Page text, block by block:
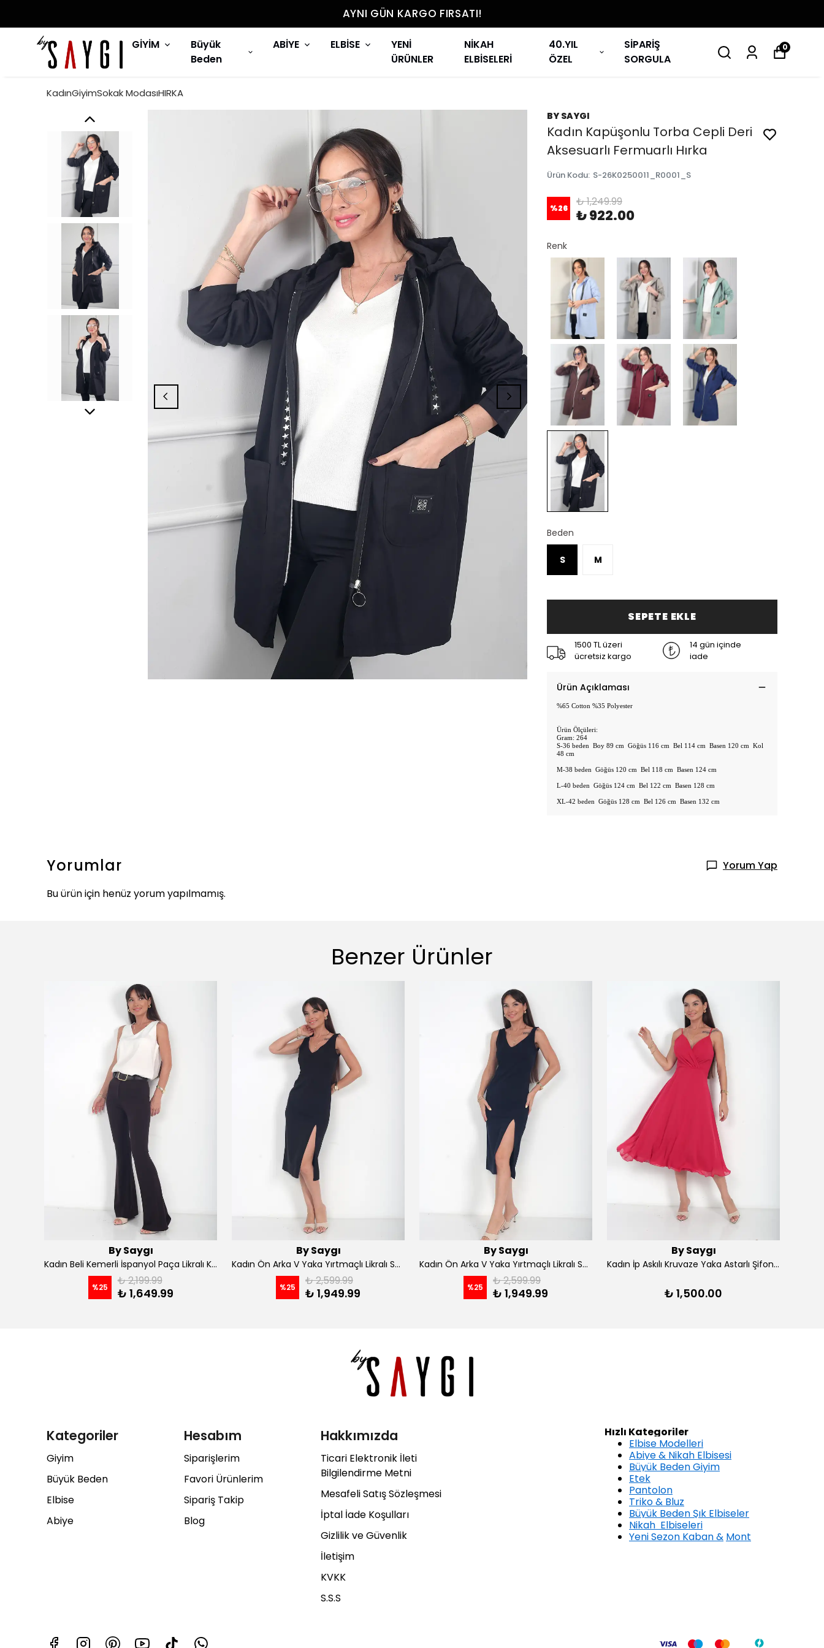
AYNI GÜN KARGO FIRSATI!
GİYİM
Büyük
Beden
ABİYE ELBİSE
YENİ
ÜRÜNLER
NİKAH
ELBİSELERİ
40.YIL
ÖZEL
SİPARİŞ
SORGULA
0
KadınGiyimSokak ModasıHIRKA
BY SAYGI
Kadın Kapüşonlu Torba Cepli Deri
Aksesuarlı Fermuarlı Hırka
Ürün Kodu: S-26K0250011_R0001_S
%26 ₺ 1,249.99
₺ 922.00
Renk
Beden
S M
SEPETE EKLE
1500 TL üzeri
ücretsiz kargo
14 gün içinde
iade
Ürün Açıklaması
%65 Cotton %35 Polyester
Ürün Ölçüleri:
Gram: 264
S-36 beden Boy 89 cm Göğüs 116 cm Bel 114 cm Basen 120 cm Kol
48 cm
M-38 beden Göğüs 120 cm Bel 118 cm Basen 124 cm
L-40 beden Göğüs 124 cm Bel 122 cm Basen 128 cm
XL-42 beden Göğüs 128 cm Bel 126 cm Basen 132 cm
Yorumlar
Yorum Yap
Bu ürün için henüz yorum yapılmamış.
Benzer Ürünler
By Saygı
Kadın Beli Kemerli İspanyol Paça Likralı Krep Pantolon - Kahve
%25 ₺ 2,199.99
₺ 1,649.99
By Saygı
Kadın Ön Arka V Yaka Yırtmaçlı Likralı Scuba Midi Elbise - Siyah
%25 ₺ 2,599.99
₺ 1,949.99
By Saygı
Kadın Ön Arka V Yaka Yırtmaçlı Likralı Scuba Midi Elbise - Lacivert
%25 ₺ 2,599.99
₺ 1,949.99
By Saygı
Kadın İp Askılı Kruvaze Yaka Astarlı Şifon Kloş Midi Elbise - Kırmızı
₺ 1,500.00
Kategoriler
Giyim
Büyük Beden
Elbise
Abiye
Hesabım
Siparişlerim
Favori Ürünlerim
Sipariş Takip
Blog
Hakkımızda
Ticari Elektronik İleti
Bilgilendirme Metni
Mesafeli Satış Sözleşmesi
İptal İade Koşulları
Gizlilik ve Güvenlik
İletişim
KVKK
S.S.S
Hızlı Kategoriler
Elbise Modelleri
Abiye & Nikah Elbisesi
Büyük Beden Giyim
Etek
Pantolon
Triko & Bluz
Büyük Beden Şık Elbiseler
Nikah Elbiseleri
Yeni Sezon Kaban & Mont